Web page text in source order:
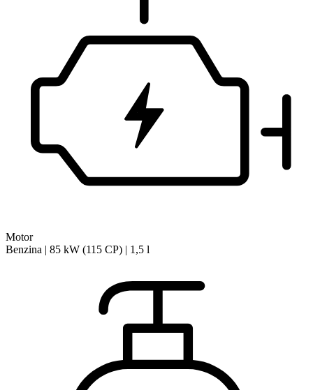
Motor
Benzina | 85 kW (115 CP) | 1,5 l